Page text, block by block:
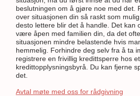
beslutningen om å gjøre noe med det.
over situasjonen din så raskt som
desto lettere blir det å handle. Det kan
være åpen med familien din, da det
situasjonen mindre belastende hvis
hemmelig. Forhindre deg selv fra å ta
registrere en frivillig kredittsperre hos et
kredittopplysningsbyrå. Du kan fjerne
det.
Avtal møte med oss for rådgivning